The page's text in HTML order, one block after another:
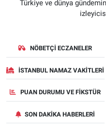
Türkiye ve dünya
NÖBETÇI ECZANELER
İSTANBUL NAMAZ VAKITLERI
PUAN DURUMU VE FIKSTÜR
SON DAKIKA HABERLERI